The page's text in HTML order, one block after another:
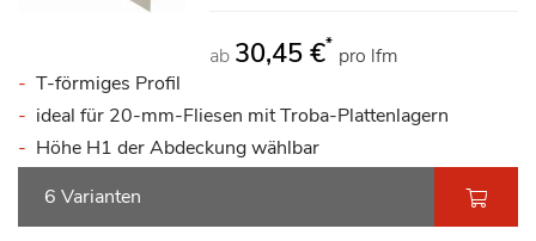
ab 30,45 €* pro lfm
T-förmiges Profil
ideal für 20-mm-Fliesen mit Troba-Plattenlagern
Höhe H1 der Abdeckung wählbar
6 Varianten